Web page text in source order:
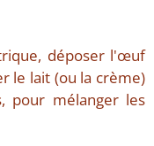
déposer l'œuf
le lait (ou la crème)
pour mélanger les